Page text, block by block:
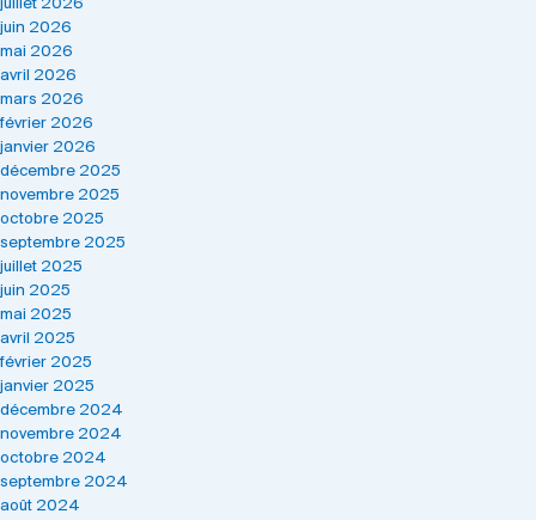
juillet 2026
juin 2026
mai 2026
avril 2026
mars 2026
février 2026
janvier 2026
décembre 2025
novembre 2025
octobre 2025
septembre 2025
juillet 2025
juin 2025
mai 2025
avril 2025
février 2025
janvier 2025
décembre 2024
novembre 2024
octobre 2024
septembre 2024
août 2024